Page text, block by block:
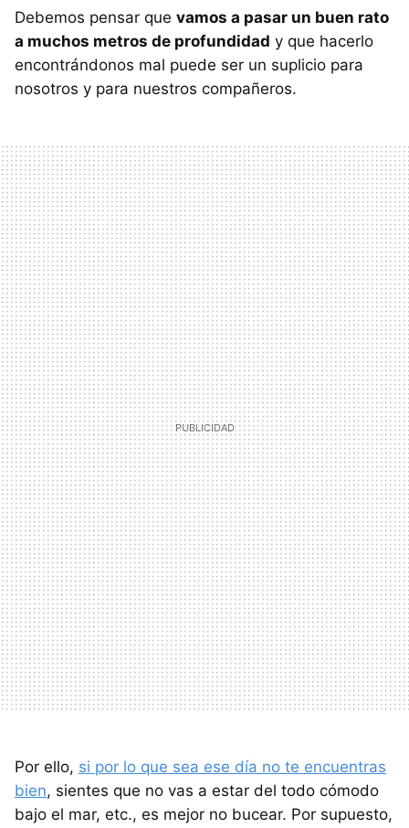
Debemos pensar que vamos a pasar un buen rato
a muchos metros de profundidad y que hacerlo
encontrándonos mal puede ser un suplicio para
nosotros y para nuestros compañeros.
Por ello, si por lo que sea ese día no te encuentras
bien, sientes que no vas a estar del todo cómodo
bajo el mar, etc., es mejor no bucear. Por supuesto,